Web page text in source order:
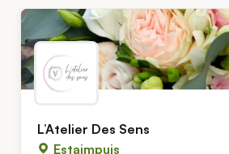
L’Atelier Des Sens
Estaimpuis